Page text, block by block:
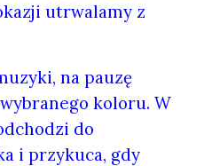
utrwalamy z
na pauzę
koloru. W
do
i przykuca, gdy